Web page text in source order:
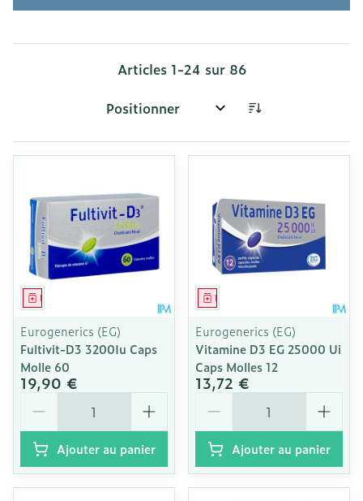
Articles 1-24 sur 86
Trier par:
Médicament
Eurogenerics (EG)
Fultivit-D3 3200Iu Caps
Molle 60
19,90 €
Ajouter au panier
Médicament
Eurogenerics (EG)
Vitamine D3 EG 25000 Ui
Caps Molles 12
13,72 €
Ajouter au panier